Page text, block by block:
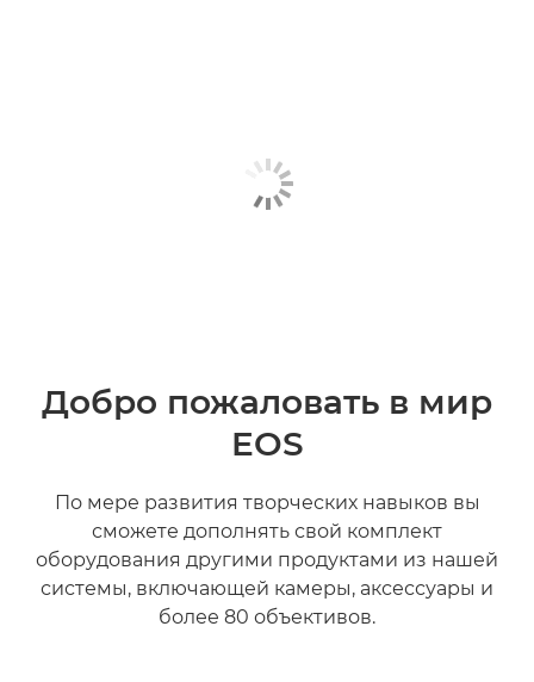
Добро пожаловать в мир
EOS
По мере развития творческих навыков вы
сможете дополнять свой комплект
оборудования другими продуктами из нашей
системы, включающей камеры, аксессуары и
более 80 объективов.